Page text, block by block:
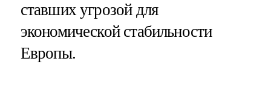
ставших угрозой для
экономической стабильности
Европы.